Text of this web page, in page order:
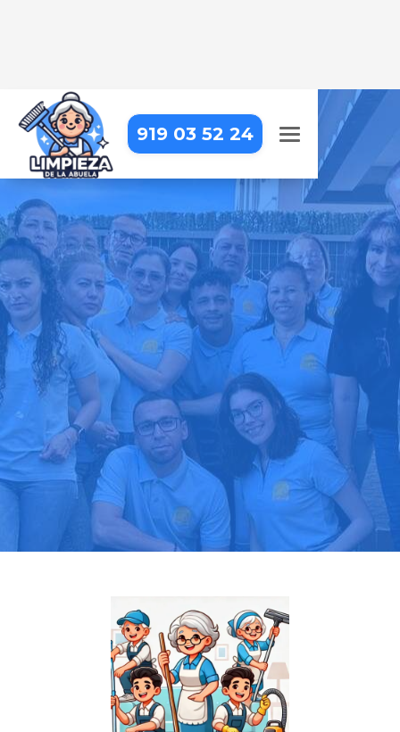
919 03 52 24
LIMPIEZA DE OBRA EN
CIEMPOZUELOS
Dejamos tu obra impecable, con
una limpieza detallada que resalta
cada acabado
Pide tu presupuesto gratis
Llama hoy: 919 03 52 24
Más de 1000 clientes confían en nosotros
⭐⭐⭐⭐⭐